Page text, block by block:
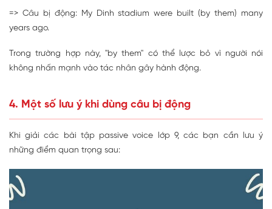
=> Câu bị động: My Dinh stadium were built (by them) many
years ago.
Trong trường hợp này, "by them" có thể lược bỏ vì người nói
không nhấn mạnh vào tác nhân gây hành động.
4. Một số lưu ý khi dùng câu bị động
Khi giải các bài tập passive voice lớp 9, các bạn cần lưu ý
những điểm quan trọng sau: